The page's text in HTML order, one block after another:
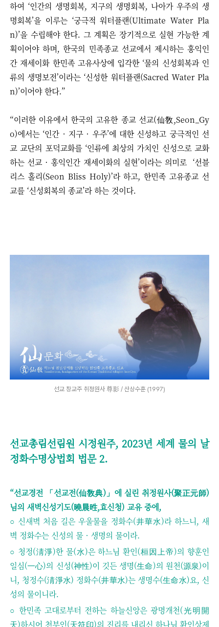
하여 ‘인간의 생명회복, 지구의 생명회복, 나아가 우주의 생
명회복’을 이루는 ‘궁극적 워터플랜(Ultimate Water Pla
n)’을 수립해야 한다. 그 계획은 장기적으로 실현 가능한 계
획이어야 하며, 한국의 민족종교 선교에서 제시하는 홍익인
간 재세이화 한민족 고유사상에 입각한 ‘물의 신성회복과 인
류의 생명보전’이라는 ‘신성한 워터플랜(Sacred Water Pla
n)’이어야 한다.”
“이러한 이유에서 한국의 고유한 종교 선교(仙敎,Seon_Gy
o)에서는 ‘인간 · 지구 · 우주’에 대한 신성하고 궁극적인 선
교 교단의 포덕교화를 ‘인류에 최상의 가치인 신성으로 교화
하는 선교 · 홍익인간 재세이화의 실현’이라는 의미로 ‘선블
리스 홀리(Seon Bliss Holy)’라 하고, 한민족 고유종교 선
교를 ‘신성회복의 종교’라 하는 것이다.
선교 창교주 취정원사 尊影 / 산상수훈 (1997)
선교총림선림원 시정원주, 2023년 세계 물의 날
정화수명상법회 법문 2.
“선교경전 「선교전(仙敎典)」에 실린 취정원사(聚正元師)
님의 새벽신성기도(曉晨甠,효신청) 교유 중에,
○ 신새벽 처음 길은 우울물을 정화수(井華水)라 하느니, 새
벽 정화수는 신성의 물 · 생명의 물이라.
○ 청정(淸淨)한 물(水)은 하느님 환인(桓因上帝)의 향훈인
일심(一心)의 신성(神性)이 깃든 생명(生命)의 원천(源泉)이
니, 청정수(淸淨水) 정화수(井華水)는 생명수(生命水)요, 신
성의 물이니라.
○ 한민족 고대로부터 전하는 하늘신앙은 광명개천(光明開
天)하시어 천부인(天符印)의 진리를 내리신 하나님 환인상제